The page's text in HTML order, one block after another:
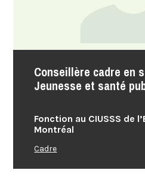
Conseillère cadre en
Jeunesse et santé
Fonction au CIUSSS de
Montréal
Cadre